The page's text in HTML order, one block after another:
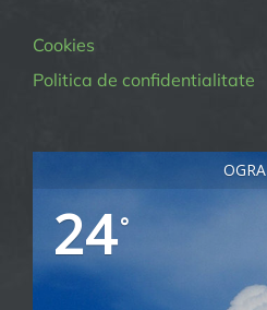
Cookies
Politica de confidentialitate
OGRA
24°